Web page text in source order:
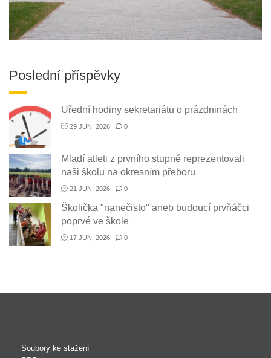
Poslední příspěvky
Uřední hodiny sekretariátu o prázdninách
29 JUN, 2026 0
Mladí atleti z prvního stupně reprezentovali
naši školu na okresním přeboru
21 JUN, 2026 0
Školička "nanečisto" aneb budoucí prvňáčci
poprvé ve škole
17 JUN, 2026 0
Soubory ke stažení